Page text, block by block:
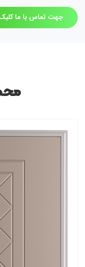
جهت تماس با ما